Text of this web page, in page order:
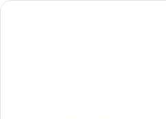
Fisherman's Point Resort